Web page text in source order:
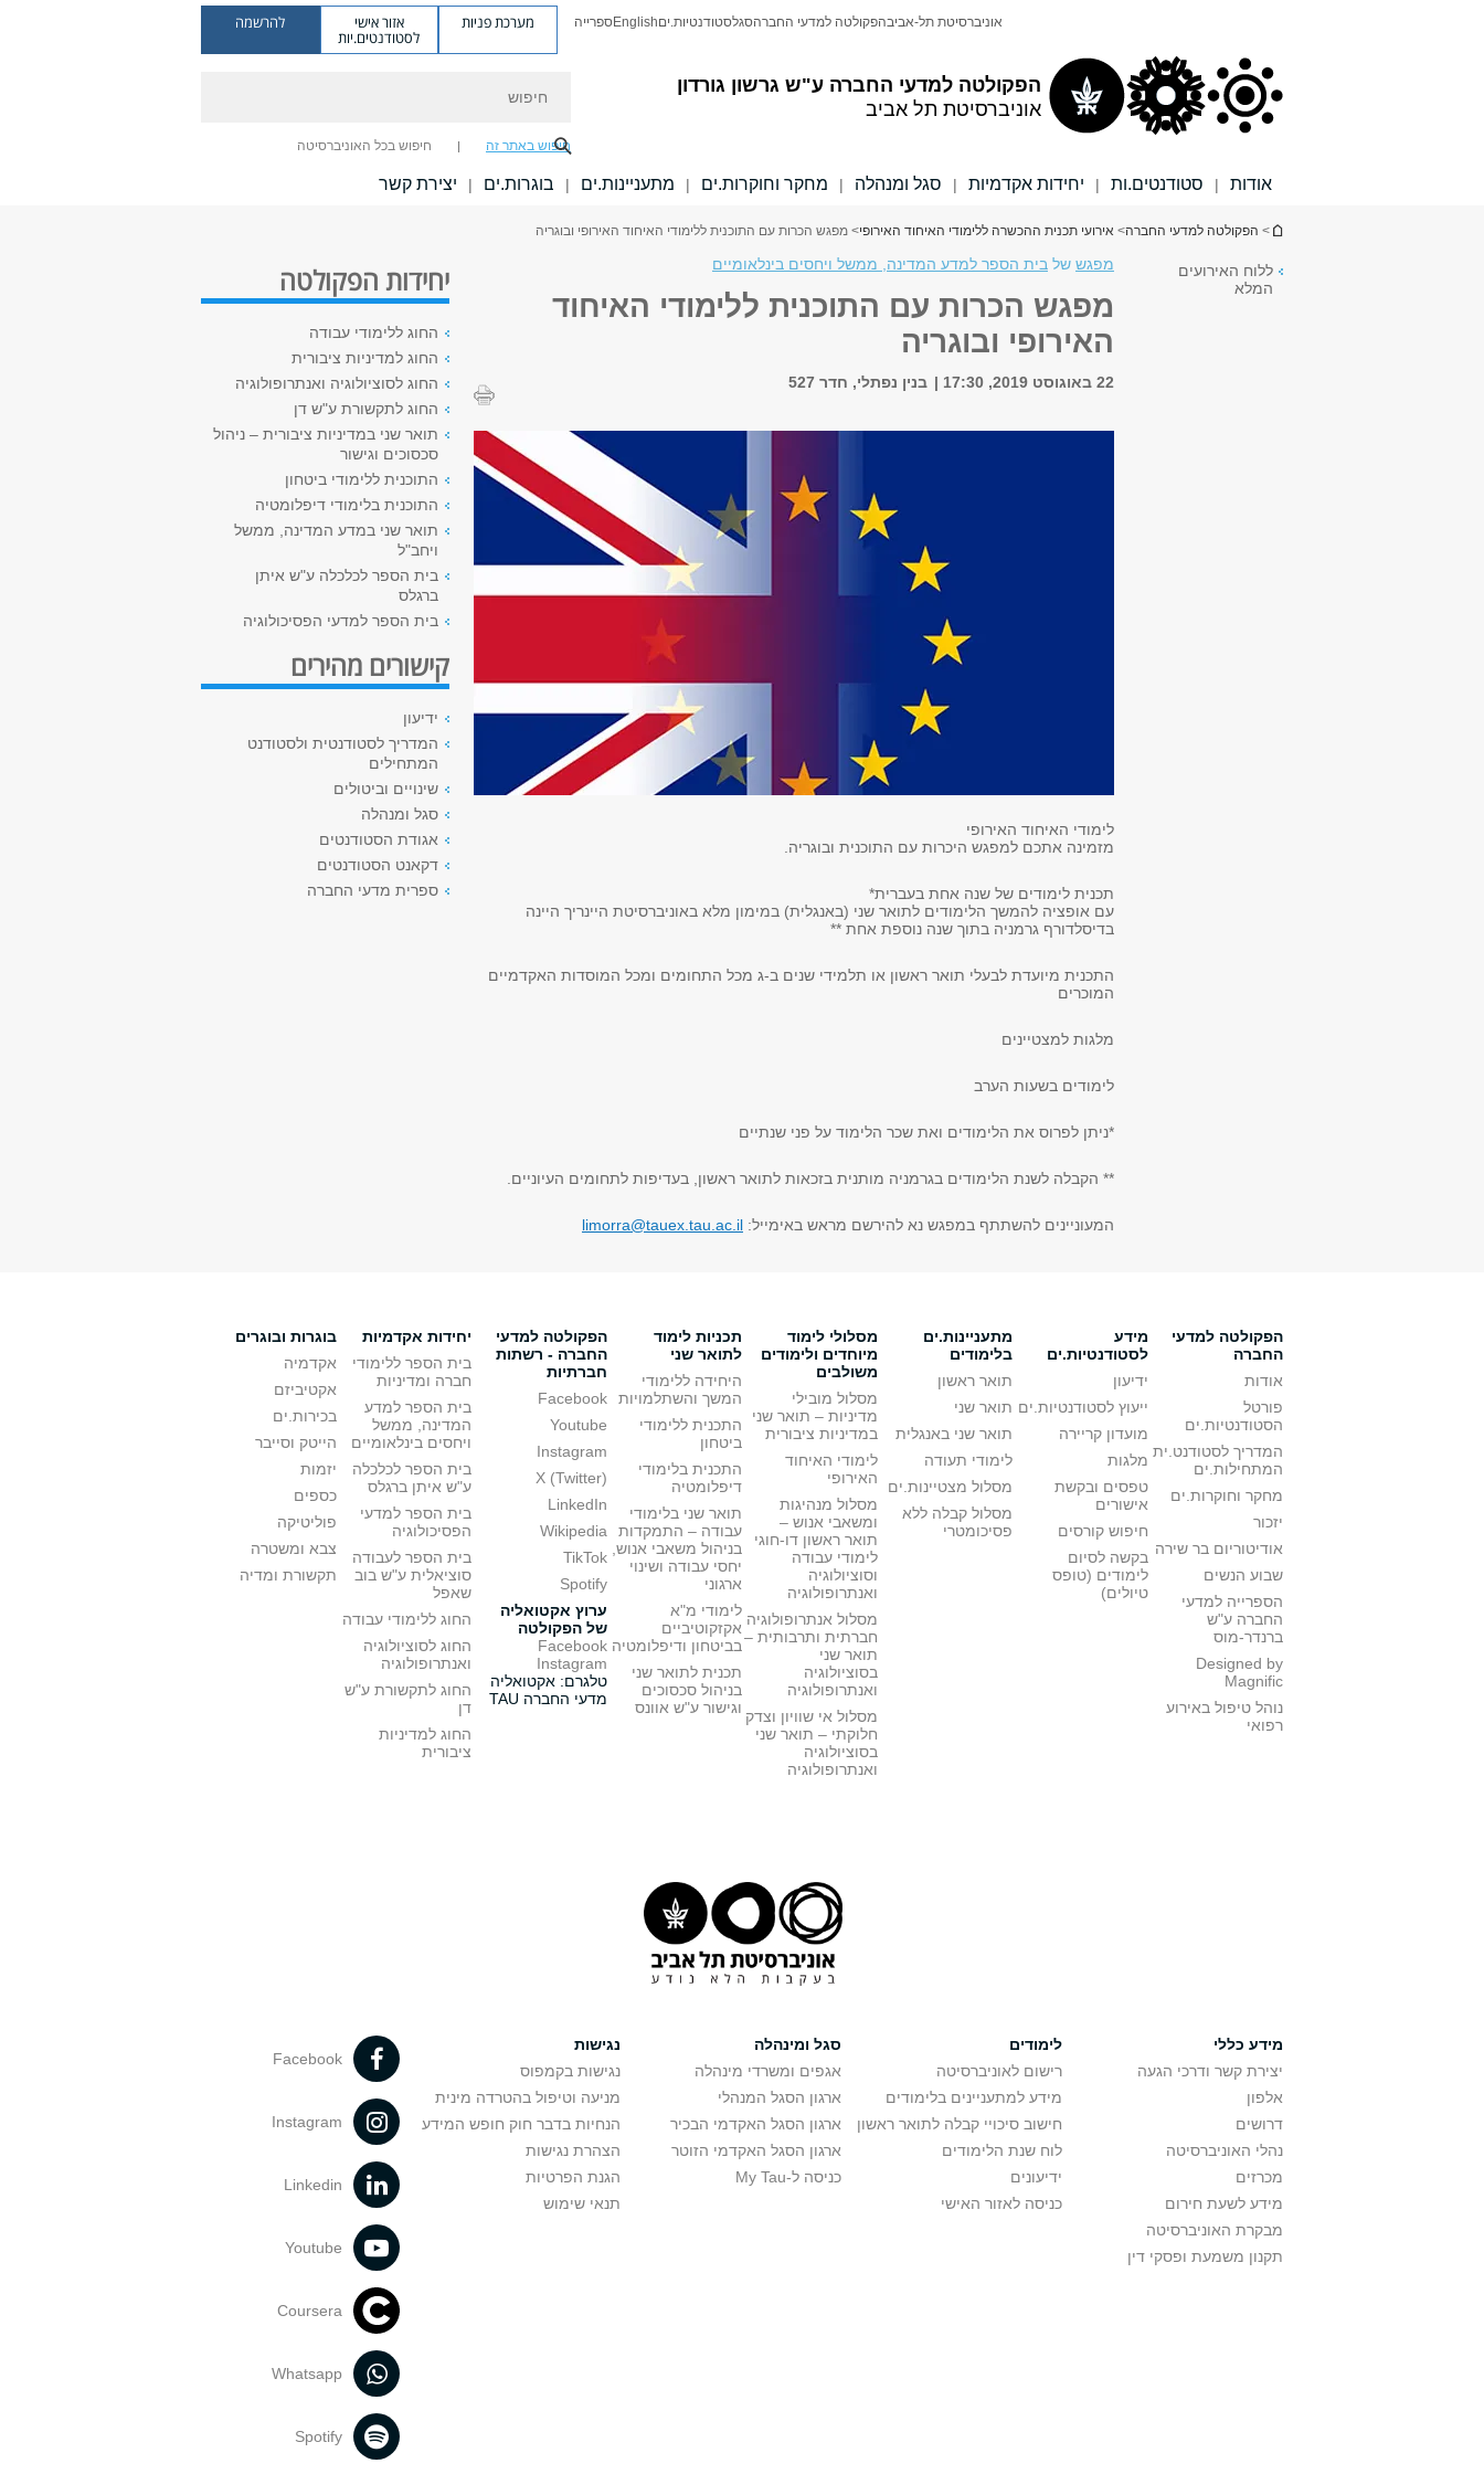
הפקולטה למדעי החברה ע"ש גרשון גורדון
אוניברסיטת תל אביב
אוניברסיטת תל-אביבהפקולטה למדעי החברהסגלסטודנטיות.יםEnglishספרייה מערכת פניות אזור אישי
לסטודנטים.יות
להרשמה
חיפוש באתר זה חיפוש בכל האוניברסיטה
אודות | סטודנטים.ות | יחידות אקדמיות | סגל ומנהלה | מחקר וחוקרות.ים | מתעניינות.ים | בוגרות.ים | יצירת קשר
הינך נמצא כאן
> הפקולטה למדעי החברה> אירועי תכנית ההכשרה ללימודי האיחוד האירופי> מפגש הכרות עם התוכנית ללימודי האיחוד האירופי ובוגריה
ללוח האירועים
המלא
מפגש של בית הספר למדע המדינה, ממשל ויחסים בינלאומיים
מפגש הכרות עם התוכנית ללימודי האיחוד
האירופי ובוגריה
22 באוגוסט 2019, 17:30 בנין נפתלי, חדר 527
לימודי האיחוד האירופי
מזמינה אתכם למפגש היכרות עם התוכנית ובוגריה.
תכנית לימודים של שנה אחת בעברית*
עם אופציה להמשך הלימודים לתואר שני (באנגלית) במימון מלא באוניברסיטת היינריך היינה
בדיסלדורף גרמניה בתוך שנה נוספת אחת **
התכנית מיועדת לבעלי תואר ראשון או תלמידי שנים ב-ג מכל התחומים ומכל המוסדות האקדמיים
המוכרים
מלגות למצטיינים
לימודים בשעות הערב
*ניתן לפרוס את הלימודים ואת שכר הלימוד על פני שנתיים
** הקבלה לשנת הלימודים בגרמניה מותנית בזכאות לתואר ראשון, בעדיפות לתחומים העיוניים.
המעוניינים להשתתף במפגש נא להירשם מראש באימייל: limorra@tauex.tau.ac.il
יחידות הפקולטה
החוג ללימודי עבודה
החוג למדיניות ציבורית
החוג לסוציולוגיה ואנתרופולוגיה
החוג לתקשורת ע"ש דן
תואר שני במדיניות ציבורית – ניהול
סכסוכים וגישור
התוכנית ללימודי ביטחון
התוכנית בלימודי דיפלומטיה
תואר שני במדע המדינה, ממשל
ויחב"ל
בית הספר לכלכלה ע"ש איתן
ברגלס
בית הספר למדעי הפסיכולוגיה
קישורים מהירים
ידיעון
המדריך לסטודנטית ולסטודנט
המתחילים
שינויים וביטולים
סגל ומנהלה
אגודת הסטודנטים
דקאנט הסטודנטים
ספרית מדעי החברה
הפקולטה למדעי
החברה
אודות
פורטל
הסטודנטיות.ים
המדריך לסטודנט.ית
המתחילות.ים
מחקר וחוקרות.ים
יזכור
אודיטוריום בר שירה
שבוע הנשים
הספרייה למדעי
החברה ע"ש
ברנדר-מוס
Designed by
Magnific
נוהל טיפול באירוע
רפואי
מידע
לסטודנטיות.ים
ידיעון
ייעוץ לסטודנטיות.ים
מועדון קריירה
מלגות
טפסים ובקשת
אישורים
חיפוש קורסים
בקשה לסיום
לימודים (טופס
טיולים)
מתעניינות.ים
בלימודים
תואר ראשון
תואר שני
תואר שני באנגלית
לימודי תעודה
מסלול מצטיינות.ים
מסלול קבלה ללא
פסיכומטרי
מסלולי לימוד
מיוחדים ולימודים
משולבים
מסלול מובילי
מדיניות – תואר שני
במדיניות ציבורית
לימודי האיחוד
האירופי
מסלול מנהיגות
ומשאבי אנוש –
תואר ראשון דו-חוגי
לימודי עבודה
וסוציולוגיה
ואנתרופולוגיה
מסלול אנתרופולוגיה
חברתית ותרבותית –
תואר שני
בסוציולוגיה
ואנתרופולוגיה
מסלול אי שוויון וצדק
חלוקתי – תואר שני
בסוציולוגיה
ואנתרופולוגיה
תכניות לימוד
לתואר שני
היחידה ללימודי
המשך והשתלמויות
התכנית ללימודי
ביטחון
התכנית בלימודי
דיפלומטיה
תואר שני בלימודי
עבודה – התמקדות
בניהול משאבי אנוש,
יחסי עבודה ושינוי
ארגוני
לימודי מ"א
אקזקוטיביים
בביטחון ודיפלומטיה
תכנית לתואר שני
בניהול סכסוכים
וגישור ע"ש אוונס
הפקולטה למדעי
החברה - רשתות
חברתיות
Facebook
Youtube
Instagram
X (Twitter)
LinkedIn
Wikipedia
TikTok
Spotify
ערוץ אקטואליה
של הפקולטה
Facebook
Instagram
טלגרם: אקטואליה
מדעי החברה TAU
יחידות אקדמיות
בית הספר ללימודי
חברה ומדיניות
בית הספר למדע
המדינה, ממשל
ויחסים בינלאומיים
בית הספר לכלכלה
ע"ש איתן ברגלס
בית הספר למדעי
הפסיכולוגיה
בית הספר לעבודה
סוציאלית ע"ש בוב
שאפל
החוג ללימודי עבודה
החוג לסוציולוגיה
ואנתרופולוגיה
החוג לתקשורת ע"ש
דן
החוג למדיניות
ציבורית
בוגרות ובוגרים
אקדמיה
אקטיביזם
בכירות.ים
הייטק וסייבר
יזמות
כספים
פוליטיקה
צבא ומשטרה
תקשורת ומדיה
מידע כללי
יצירת קשר ודרכי הגעה
אלפון
דרושים
נהלי האוניברסיטה
מכרזים
מידע לשעת חירום
מבקרת האוניברסיטה
תקנון משמעת ופסקי דין
לימודים
רישום לאוניברסיטה
מידע למתעניינים בלימודים
חישוב סיכויי קבלה לתואר ראשון
לוח שנת הלימודים
ידיעונים
כניסה לאזור האישי
סגל ומינהלה
אגפים ומשרדי מינהלה
ארגון הסגל המנהלי
ארגון הסגל האקדמי הבכיר
ארגון הסגל האקדמי הזוטר
כניסה ל-My Tau
נגישות
נגישות בקמפוס
מניעה וטיפול בהטרדה מינית
הנחיות בדבר חוק חופש המידע
הצהרת נגישות
הגנת הפרטיות
תנאי שימוש
Facebook
Instagram
Linkedin
Youtube
Coursera
Whatsapp
Spotify